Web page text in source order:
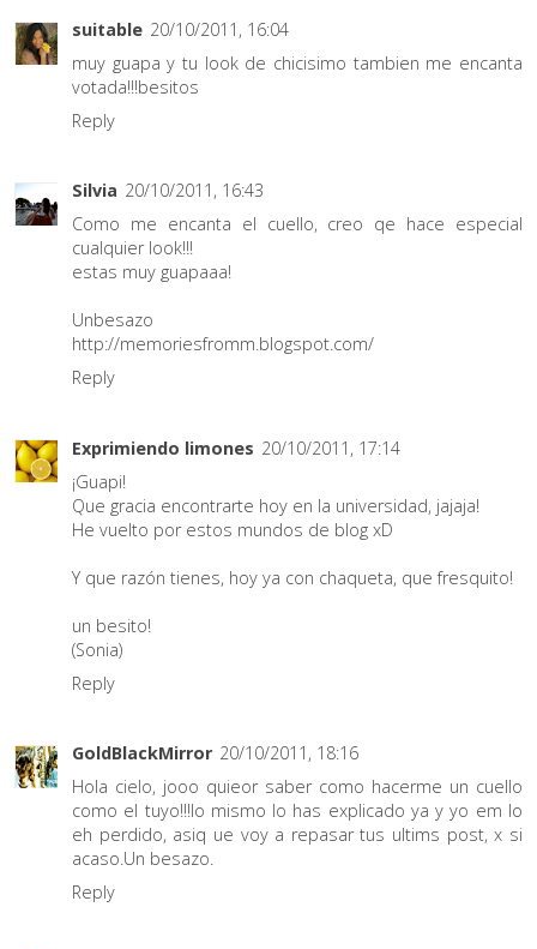
suitable 20/10/2011, 16:04
muy guapa y tu look de chicisimo tambien me encanta
votada!!!besitos
Reply
Silvia 20/10/2011, 16:43
Como me encanta el cuello, creo qe hace especial
cualquier look!!!
estas muy guapaaa!
Unbesazo
http://memoriesfromm.blogspot.com/
Reply
Exprimiendo limones 20/10/2011, 17:14
¡Guapi!
Que gracia encontrarte hoy en la universidad, jajaja!
He vuelto por estos mundos de blog xD
Y que razón tienes, hoy ya con chaqueta, que fresquito!
un besito!
(Sonia)
Reply
GoldBlackMirror 20/10/2011, 18:16
Hola cielo, jooo quieor saber como hacerme un cuello
como el tuyo!!!lo mismo lo has explicado ya y yo em lo
eh perdido, asiq ue voy a repasar tus ultims post, x si
acaso.Un besazo.
Reply